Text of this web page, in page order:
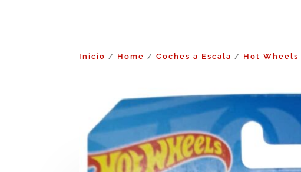
Inicio / Home /Coches a Escala / Hot Wheels